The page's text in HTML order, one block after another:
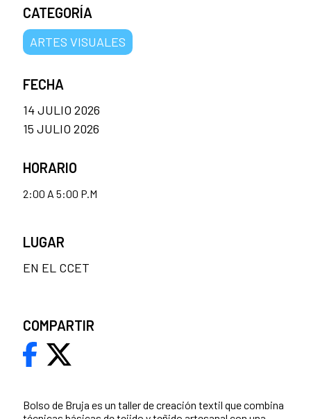
Bolso de Bruja es un taller de creación textil que combina
CATEGORÍA
ARTES VISUALES
FECHA
14 JULIO 2026
15 JULIO 2026
HORARIO
2:00 A 5:00 P.M
LUGAR
EN EL CCET
COMPARTIR